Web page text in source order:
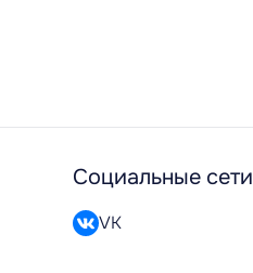
Социальные сети
VK